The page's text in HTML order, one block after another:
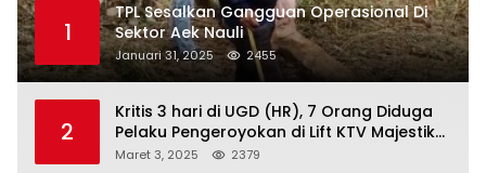
1
TPL Sesalkan Gangguan Operasional Di
Sektor Aek Nauli
Januari 31, 2025 2455
2
Kritis 3 hari di UGD (HR), 7 Orang Diduga
Pelaku Pengeroyokan di Lift KTV Majestik
Melenggang Bebas, Kantor Hukum JAP
Maret 3, 2025 2379